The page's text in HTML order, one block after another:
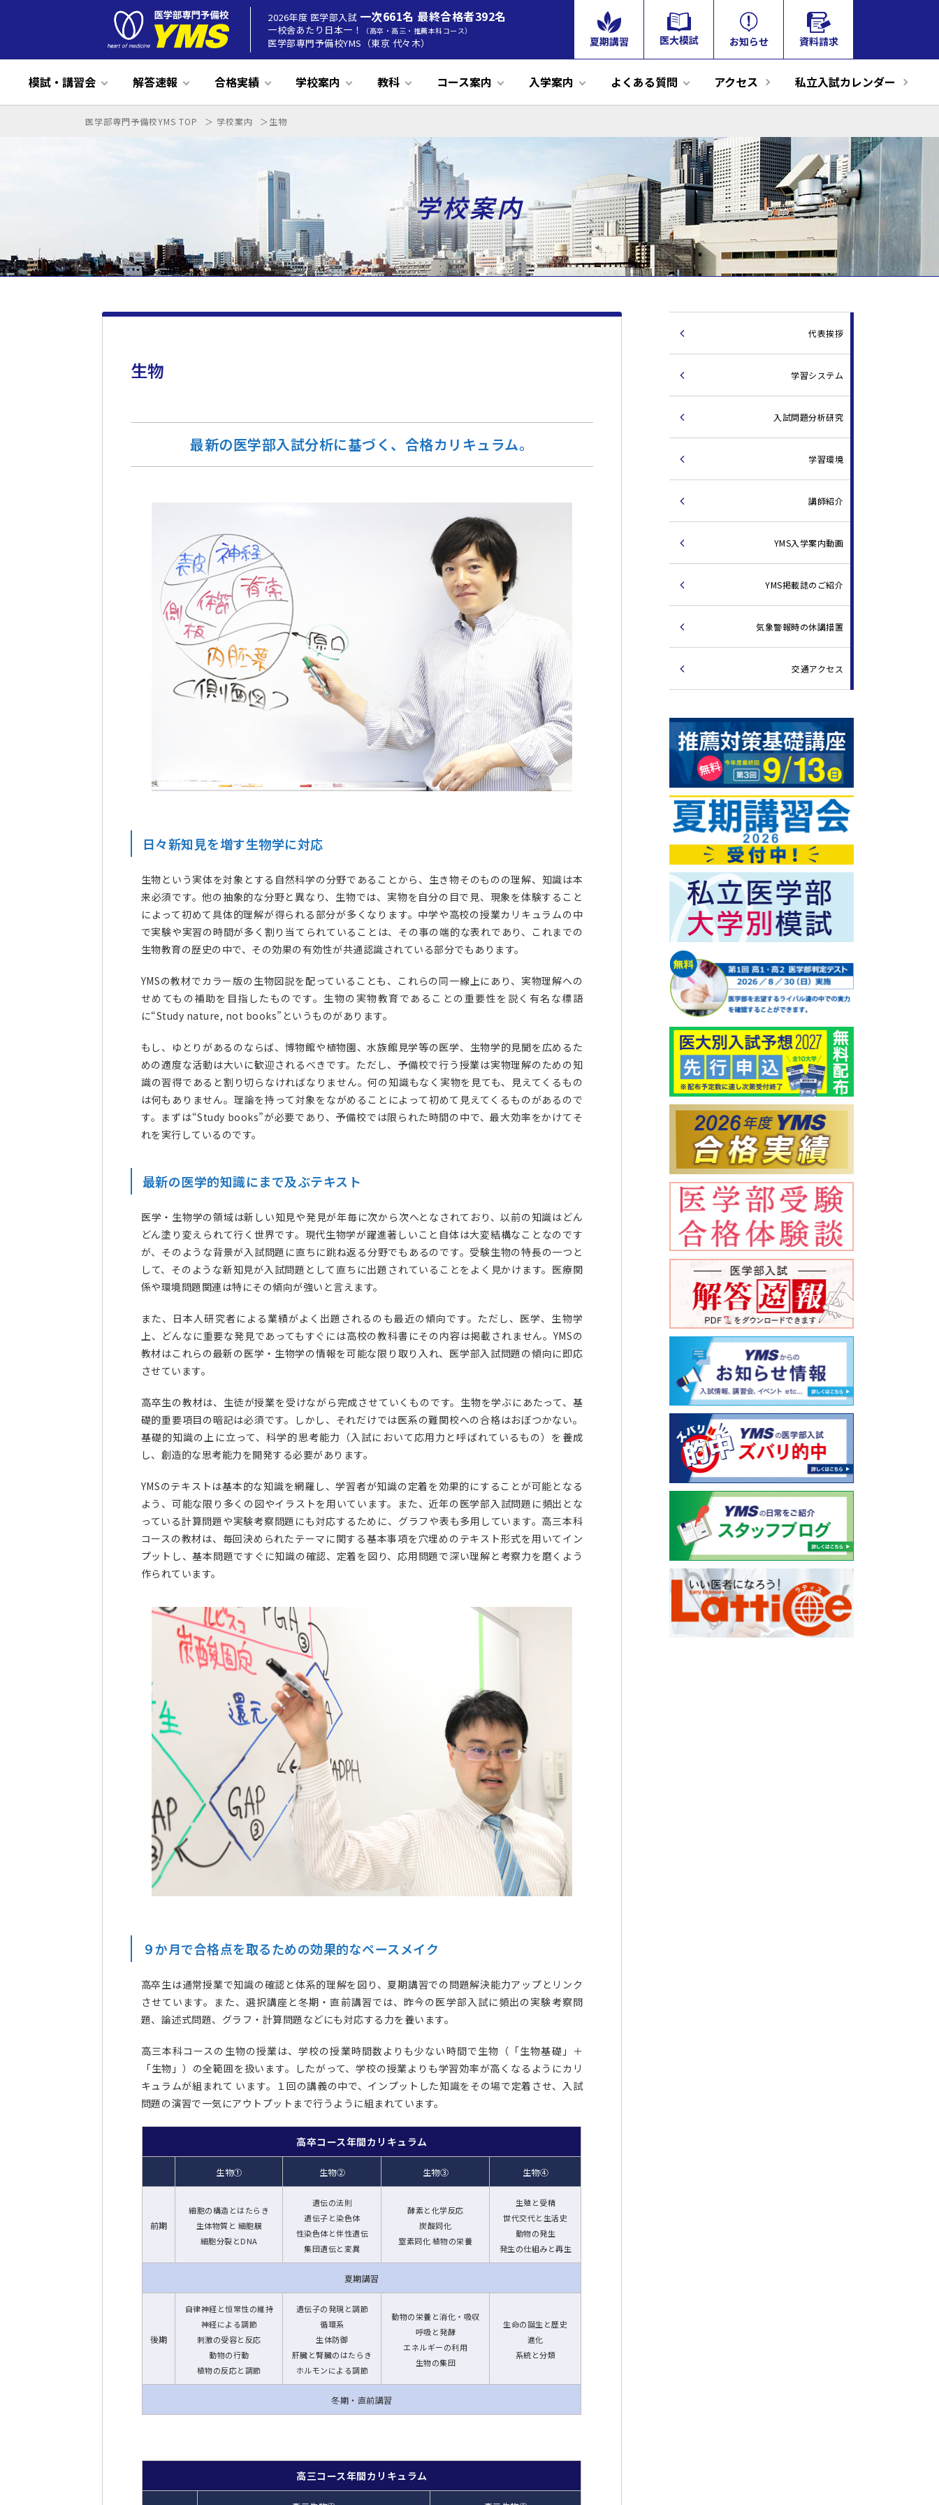
2026年度 医学部入試 一次661名 最終合格者392名
一校舎あたり日本一！ （高卒・高三・推薦本科コース）
医学部専門予備校YMS（東京 代々木） 夏期講習 医大模試 お知らせ 資料請求
模試・講習会
推薦対策基礎講座(無料) 夏期講習 国福模試(受付終了)
解答速報
ズバリ的中26 25年度 ズバリ的中25
ズバリ的中21
合格実績
合格実績・合格体験談 2026年度合格実績
学校案内
講師紹介 YMSとは 入学説明会
教科
教科：英語 教科：数学
コース案内
国公立医学部推薦本科コース
私立医学部推薦本科コース
中3生〜高2生
留学生
外国人留学生コース
入学案内
入学案内・学費制度 YMS入学案内動画
よくある質問
担任制度 学習環境 授業について
私立出願カレンダー
アクセス 私立入試カレンダー
医学部専門予備校YMS TOP 学校案内 生物
学校案内
生物
最新の医学部入試分析に基づく、合格カリキュラム。
日々新知見を増す生物学に対応
生物という実体を対象とする自然科学の分野であることから、生き物そのものの理解、知識は本
来必須です。他の抽象的な分野と異なり、生物では、実物を自分の目で見、現象を体験すること
によって初めて具体的理解が得られる部分が多くなります。中学や高校の授業カリキュラムの中
で実験や実習の時間が多く割り当てられていることは、その事の端的な表れであり、これまでの
生物教育の歴史の中で、その効果の有効性が共通認識されている部分でもあります。
YMSの教材でカラー版の生物図説を配っていることも、これらの同一線上にあり、実物理解への
せめてもの補助を目指したものです。生物の実物教育であることの重要性を説く有名な標語
に“Study nature, not books”というものがあります。
もし、ゆとりがあるのならば、博物館や植物園、水族館見学等の医学、生物学的見聞を広めるた
めの適度な活動は大いに歓迎されるべきです。ただし、予備校で行う授業は実物理解のための知
識の習得であると割り切らなければなりません。何の知識もなく実物を見ても、見えてくるもの
は何もありません。理論を持って対象をながめることによって初めて見えてくるものがあるので
す。まずは“Study books”が必要であり、予備校では限られた時間の中で、最大効率をかけてそ
れを実行しているのです。
最新の医学的知識にまで及ぶテキスト
医学・生物学の領域は新しい知見や発見が年毎に次から次へとなされており、以前の知識はどん
どん塗り変えられて行く世界です。現代生物学が躍進著しいこと自体は大変結構なことなのです
が、そのような背景が入試問題に直ちに跳ね返る分野でもあるのです。受験生物の特長の一つと
して、そのような新知見が入試問題として直ちに出題されていることをよく見かけます。医療関
係や環境問題関連は特にその傾向が強いと言えます。
また、日本人研究者による業績がよく出題されるのも最近の傾向です。ただし、医学、生物学
上、どんなに重要な発見であってもすぐには高校の教科書にその内容は掲載されません。YMSの
教材はこれらの最新の医学・生物学の情報を可能な限り取り入れ、医学部入試問題の傾向に即応
させています。
高卒生の教材は、生徒が授業を受けながら完成させていくものです。生物を学ぶにあたって、基
礎的重要項目の暗記は必須です。しかし、それだけでは医系の難関校への合格はおぼつかない。
基礎的知識の上に立って、科学的思考能力（入試において応用力と呼ばれているもの）を養成
し、創造的な思考能力を開発する必要があります。
YMSのテキストは基本的な知識を網羅し、学習者が知識の定着を効果的にすることが可能となる
よう、可能な限り多くの図やイラストを用いています。また、近年の医学部入試問題に頻出とな
っている計算問題や実験考察問題にも対応するために、グラフや表も多用しています。高三本科
コースの教材は、毎回決められたテーマに関する基本事項を穴埋めのテキスト形式を用いてイン
プットし、基本問題ですぐに知識の確認、定着を図り、応用問題で深い理解と考察力を磨くよう
作られています。
９か月で合格点を取るための効果的なペースメイク
高卒生は通常授業で知識の確認と体系的理解を図り、夏期講習での問題解決能力アップとリンク
させています。また、選択講座と冬期・直前講習では、昨今の医学部入試に頻出の実験考察問
題、論述式問題、グラフ・計算問題などにも対応する力を養います。
高三本科コースの生物の授業は、学校の授業時間数よりも少ない時間で生物（「生物基礎」＋
「生物」）の全範囲を扱います。したがって、学校の授業よりも学習効率が高くなるようにカリ
キュラムが組まれて います。１回の講義の中で、インプットした知識をその場で定着させ、入試
問題の演習で一気にアウトプットまで行うように組まれています。
高卒コース年間カリキュラム
生物① 生物② 生物③ 生物④
前期
細胞の構造とはたらき
生体物質と 細胞膜
細胞分裂とDNA
遺伝の法則
遺伝子と染色体
性染色体と伴性遺伝
集団遺伝と変異
酵素と化学反応
炭酸同化
窒素同化 植物の栄養
生殖と受精
世代交代と生活史
動物の発生
発生の仕組みと再生
夏期講習
後期
自律神経と恒常性の維持
神経による調節
刺激の受容と反応
動物の行動
植物の反応と調節
遺伝子の発現と調節
循環系
生体防御
肝臓と腎臓のはたらき
ホルモンによる調節
動物の栄養と消化・吸収
呼吸と発酵
エネルギーの利用
生物の集団
生命の誕生と歴史
進化
系統と分類
冬期・直前講習
高三コース年間カリキュラム
代表挨拶
学習システム
入試問題分析研究
学習環境
講師紹介
YMS入学案内動画
YMS掲載誌のご紹介
気象警報時の休講措置
交通アクセス